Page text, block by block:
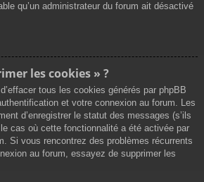
qu’un administrateur du forum ait désactivé
les cookies » ?
tous les cookies générés par phpBB
et votre connexion au forum. Les
d’enregistrer le statut des messages (s’ils
cas où cette fonctionnalité a été activée par
Si vous rencontrez des problèmes récurrents
au forum, essayez de supprimer les